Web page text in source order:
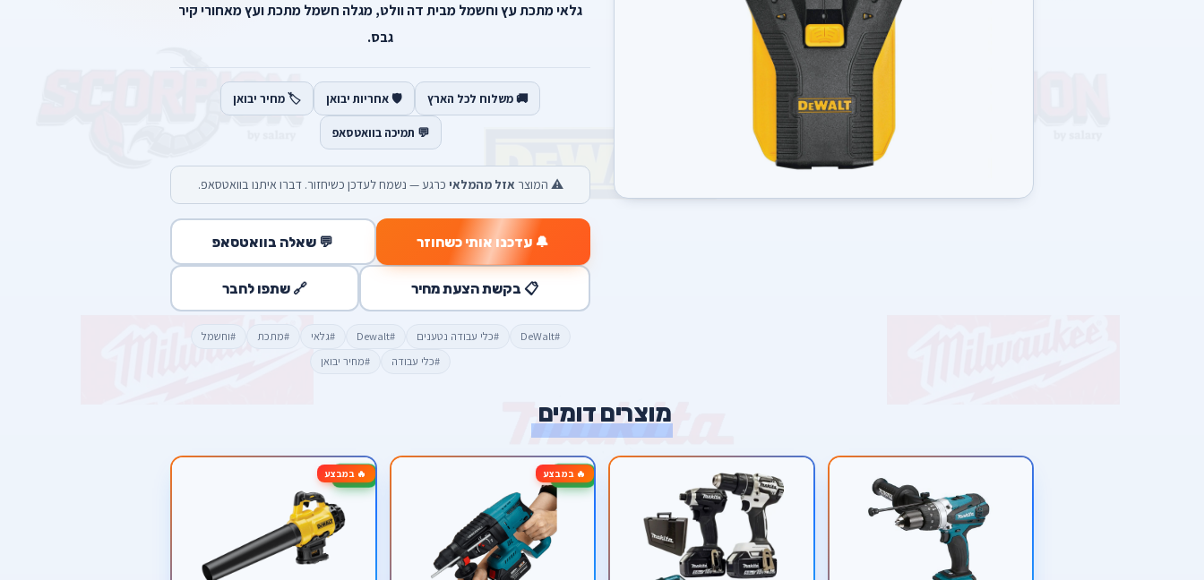
גלאי מתכת עץ וחשמל מבית דה וולט, מגלה חשמל מתכת ועץ מאחורי קיר
גבס.
🚚 משלוח לכל הארץ 🛡️ אחריות יבואן 🏷️ מחיר יבואן
💬 תמיכה בוואטסאפ
⚠️ המוצר אזל מהמלאי כרגע — נשמח לעדכן כשיחזור. דברו איתנו בוואטסאפ.
🔔 עדכנו אותי כשחוזר 💬 שאלה בוואטסאפ
📋 בקשת הצעת מחיר 🔗 שתפו לחבר
#DeWalt #כלי עבודה נטענים #Dewalt #גלאי #מתכת
#וחשמל
#כלי עבודה
#מחיר יבואן
מוצרים דומים
🔥 במבצע-14% 🔥 במבצע-13%